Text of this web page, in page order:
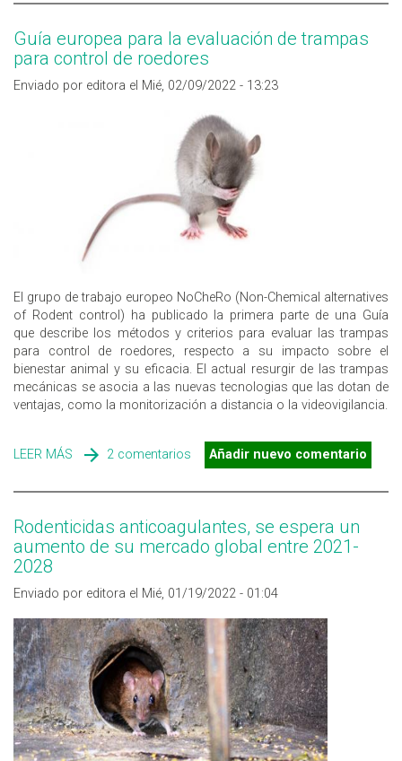
Guía europea para la evaluación de trampas
para control de roedores
Enviado por editora el Mié, 02/09/2022 - 13:23
El grupo de trabajo europeo NoCheRo (Non-Chemical alternatives
of Rodent control) ha publicado la primera parte de una Guía
que describe los métodos y criterios para evaluar las trampas
para control de roedores, respecto a su impacto sobre el
bienestar animal y su eficacia. El actual resurgir de las trampas
mecánicas se asocia a las nuevas tecnologias que las dotan de
ventajas, como la monitorización a distancia o la videovigilancia.
LEER MÁS SOBRE GUÍA EUROPEA PARA LA EVALUACIÓN DE
TRAMPAS PARA CONTROL DE ROEDORES
2 comentarios Añadir nuevo comentario
Rodenticidas anticoagulantes, se espera un
aumento de su mercado global entre 2021-
2028
Enviado por editora el Mié, 01/19/2022 - 01:04